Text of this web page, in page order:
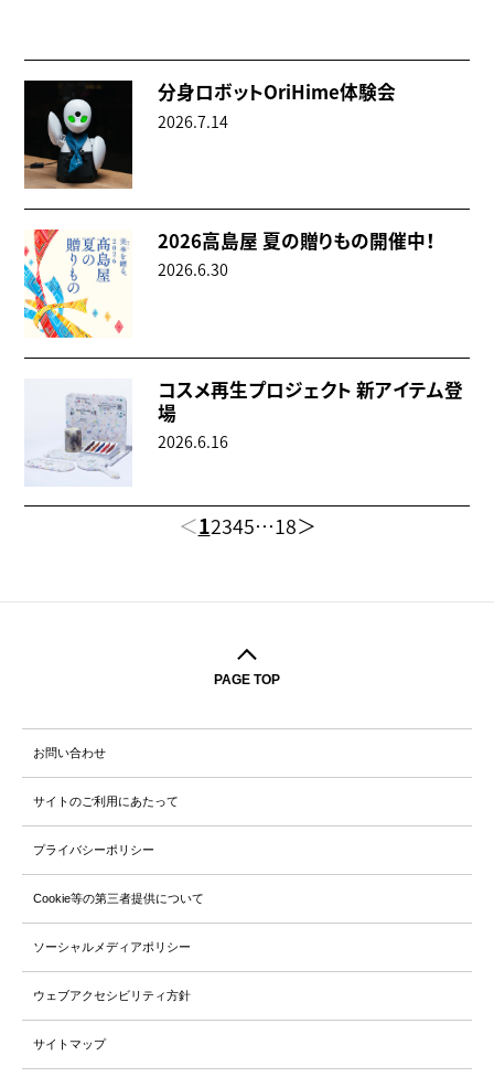
分身ロボットOriHime体験会
2026.7.14
2026高島屋 夏の贈りもの開催中！
2026.6.30
コスメ再生プロジェクト 新アイテム登
場
2026.6.16
＜12345…18＞
PAGE TOP
お問い合わせ
サイトのご利用にあたって
プライバシーポリシー
Cookie等の第三者提供について
ソーシャルメディアポリシー
ウェブアクセシビリティ方針
サイトマップ